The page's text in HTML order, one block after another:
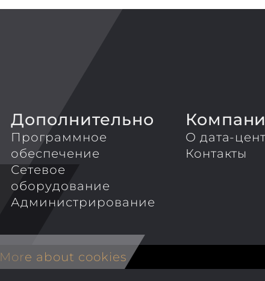
Дополнительно
Программное
обеспечение
Сетевое
оборудование
Администрирование
О дата-
Контакты
More about cookies